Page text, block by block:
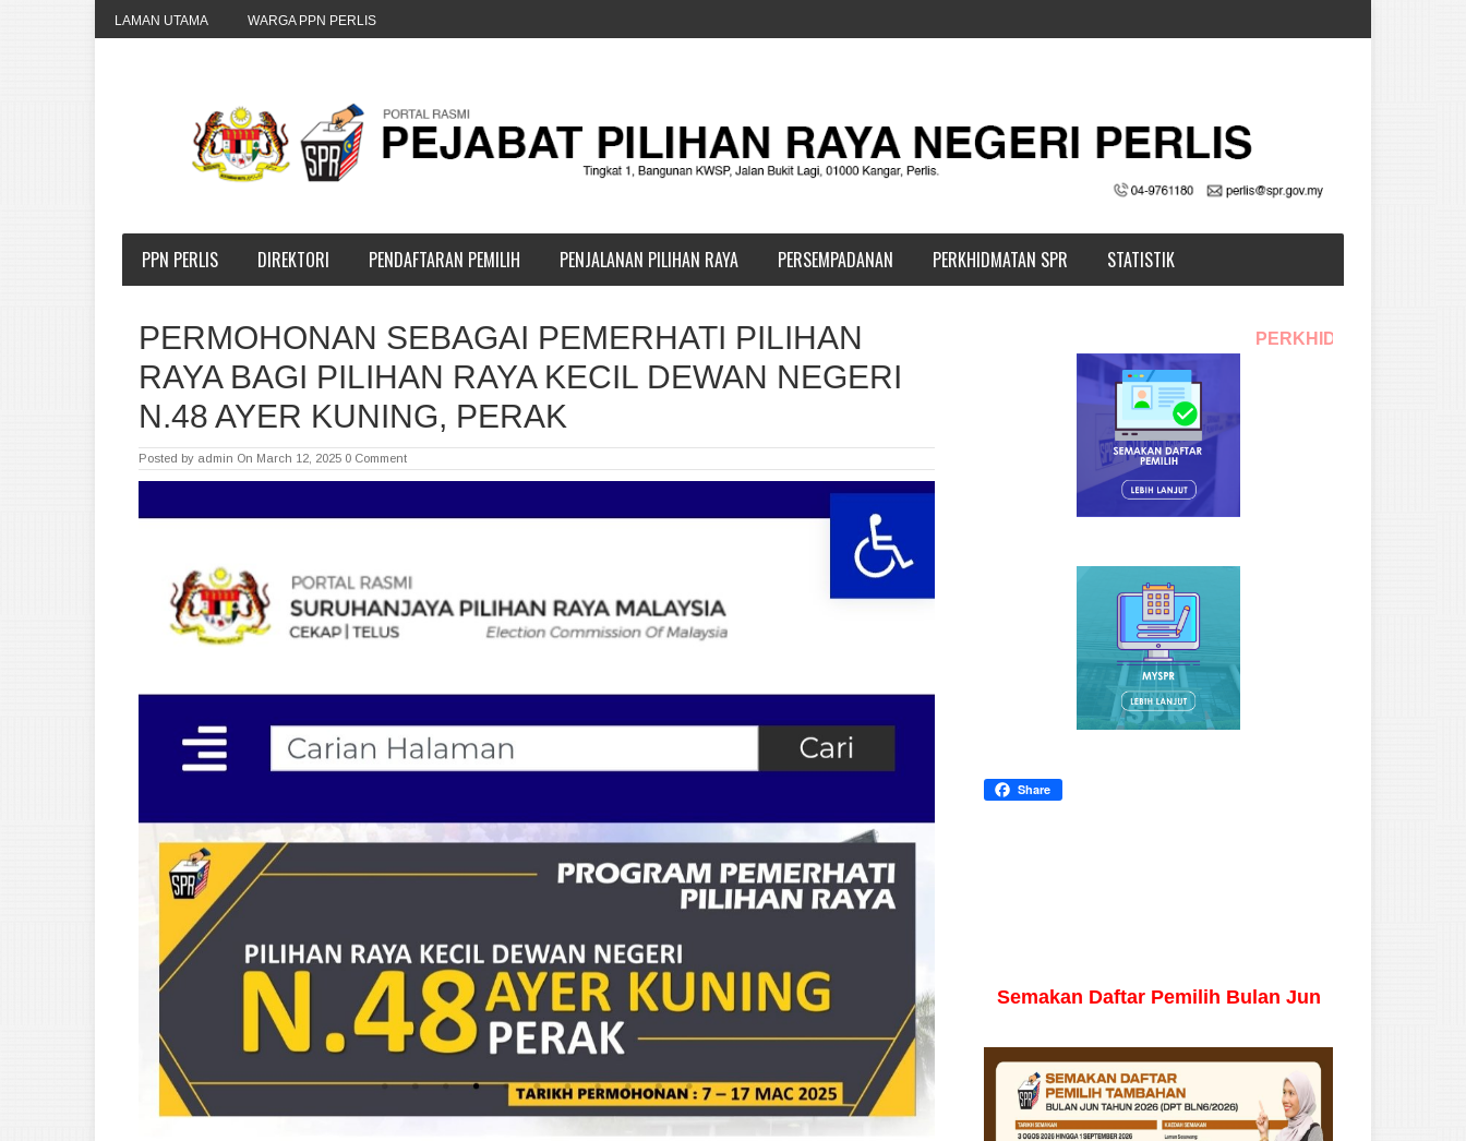
LAMAN UTAMA WARGA PPN PERLIS
PPN PERLIS DIREKTORI PENDAFTARAN PEMILIH PENJALANAN PILIHAN RAYA PERSEMPADANAN PERKHIDMATAN SPR STATISTIK
PERMOHONAN SEBAGAI PEMERHATI PILIHAN
RAYA BAGI PILIHAN RAYA KECIL DEWAN NEGERI
N.48 AYER KUNING, PERAK
Posted by admin On March 12, 2025 0 Comment
PERKHIDMATAN SPR
Share